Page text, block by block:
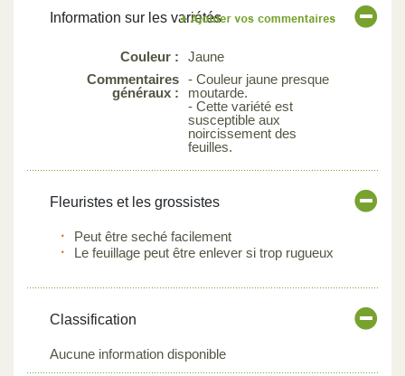
Information sur les variétés
Couleur :
Jaune
Commentaires
généraux :
- Couleur jaune presque
moutarde.
- Cette variété est
susceptible aux
noircissement des
feuilles.
Fleuristes et les grossistes
Peut être seché facilement
Le feuillage peut être enlever si trop rugueux
Classification
Aucune information disponible